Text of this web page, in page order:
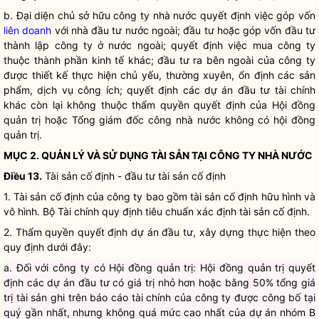
b. Đại diện chủ sở hữu công ty nhà nước quyết định việc góp vốn
liên doanh với nhà đầu tư nước ngoài; đầu tư hoặc góp vốn đầu tư
thành lập công ty ở nước ngoài; quyết định việc mua công ty
thuộc thành phần kinh tế khác; đầu tư ra bên ngoài của công ty
được thiết kế thực hiện chủ yếu, thường xuyên, ổn định các sản
phẩm, dịch vụ công ích; quyết định các dự án đầu tư tài chính
khác còn lại không thuộc thẩm quyềnquyết định của Hội đồng
quản trị hoặc Tổng giám đốc công nhà nước không có hội đồng
quản trị.
MỤC 2. QUẢN LÝ VÀ SỬ DỤNG TÀI SẢN TẠI CÔNG TY NHÀ NƯỚC
Điều 13. Tài sản cố định - đầu tư tài sản cố định
1. Tài sản cố định của công ty bao gồm tài sản cố định hữu hình và
vô hình. Bộ Tài chính quy định tiêu chuẩn xác định tài sản cố định.
2. Thẩmquyền quyết định dự án đầu tư, xây dựng thực hiện theo
quy định dưới đây:
a. Đối với công ty có Hội đồng quản trị: Hội đồng quản trị quyết
định các dự án đầu tư có giá trị nhỏ hơn hoặc bằng 50% tổng giá
trị tài sản ghi trên báo cáo tài chính của công ty được công bố tại
quý gần nhất, nhưng không quá mức cao nhất của dự án nhóm B